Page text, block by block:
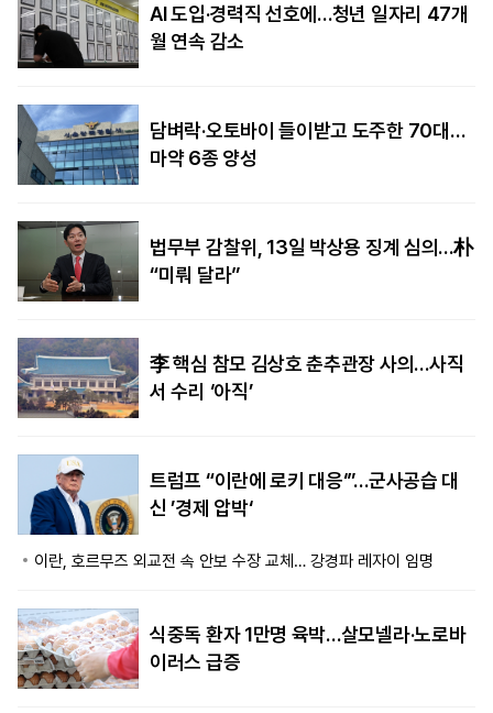
AI 도입·경력직 선호에…청년 일자리 47개
월 연속 감소
담벼락·오토바이 들이받고 도주한 70대…
마약 6종 양성
법무부 감찰위, 13일 박상용 징계 심의…朴
“미뤄 달라”
李 핵심 참모 김상호 춘추관장 사의…사직
서 수리 ‘아직’
트럼프 “이란에 로키 대응‘”…군사공습 대
신 ’경제 압박‘
이란, 호르무즈 외교전 속 안보 수장 교체… 강경파 레자이 임명
식중독 환자 1만명 육박…살모넬라·노로바
이러스 급증